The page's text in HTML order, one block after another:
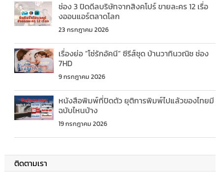
ช่อง 3 ปิดดีลบริษัทจากสิงคโปร์ ขายละคร 12 เรื่อ
งออนแอร์ตลาดโลก
23 กรกฎาคม 2026
เรื่องย่อ “โซ่รักอัคนี” ซีรีส์ชุด บ้านวาทินวณิช ช่อง
7HD
9 กรกฎาคม 2026
หนังสือพิมพ์ที่ปิดตัว ยุติการพิมพ์ไปแล้วของไทยมี
ฉบับไหนบ้าง
19 กรกฎาคม 2026
ติดตามเรา